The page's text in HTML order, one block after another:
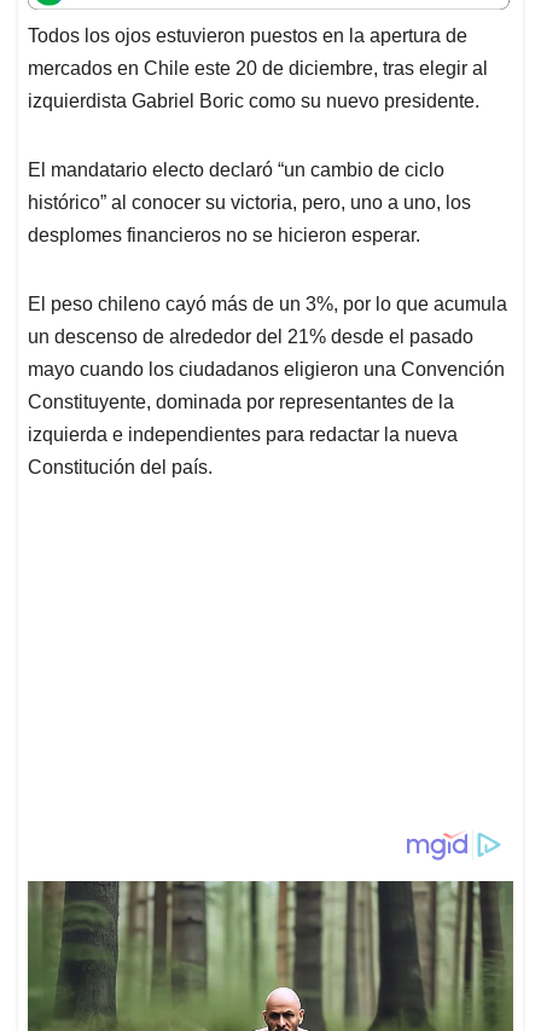
t
s
A
p
e
b
o
o
k
e
d
I
i
l
e
a
d
s
Todos los ojos estuvieron puestos en la apertura de
mercados en Chile este 20 de diciembre, tras elegir al
izquierdista Gabriel Boric como su nuevo presidente.
El mandatario electo declaró “un cambio de ciclo
histórico” al conocer su victoria, pero, uno a uno, los
desplomes financieros no se hicieron esperar.
El peso chileno cayó más de un 3%, por lo que acumula
un descenso de alrededor del 21% desde el pasado
mayo cuando los ciudadanos eligieron una Convención
Constituyente, dominada por representantes de la
izquierda e independientes para redactar la nueva
Constitución del país.